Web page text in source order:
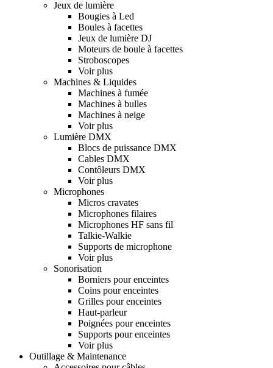
Jeux de lumière
Bougies à Led
Boules à facettes
Jeux de lumière DJ
Moteurs de boule à facettes
Stroboscopes
Voir plus
Machines & Liquides
Machines à fumée
Machines à bulles
Machines à neige
Voir plus
Lumière DMX
Blocs de puissance DMX
Cables DMX
Contôleurs DMX
Voir plus
Microphones
Micros cravates
Microphones filaires
Microphones HF sans fil
Talkie-Walkie
Supports de microphone
Voir plus
Sonorisation
Borniers pour enceintes
Coins pour enceintes
Grilles pour enceintes
Haut-parleur
Poignées pour enceintes
Supports pour enceintes
Voir plus
Outillage & Maintenance